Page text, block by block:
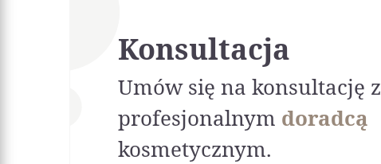
Konsultacja
Umów się na konsultację z
profesjonalnym doradcą
kosmetycznym.